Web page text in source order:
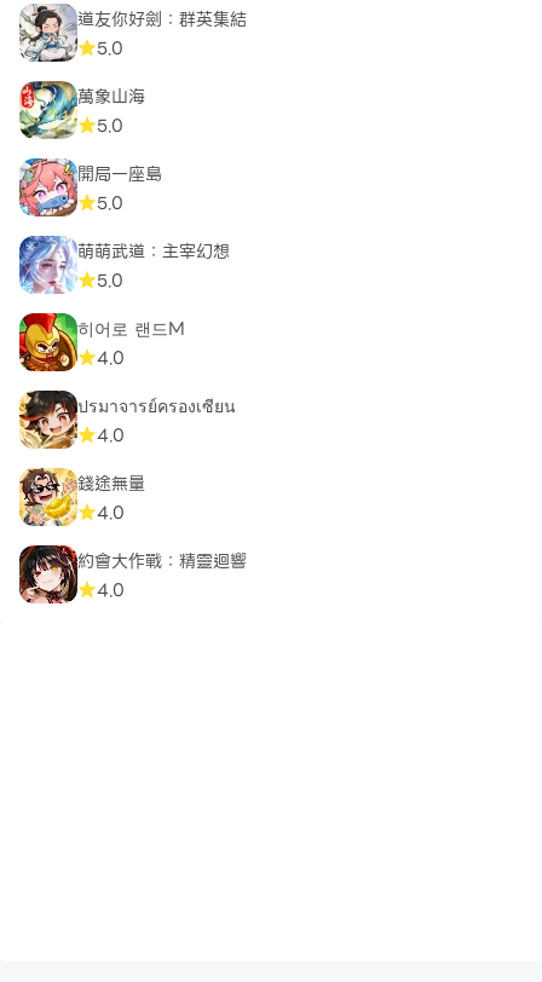
道友你好劍：群英集結
5.0
萬象山海
5.0
開局一座島
5.0
萌萌武道：主宰幻想
5.0
히어로 랜드M
4.0
ปรมาจารย์ครองเซียน
4.0
錢途無量
4.0
約會大作戰：精靈迴響
4.0